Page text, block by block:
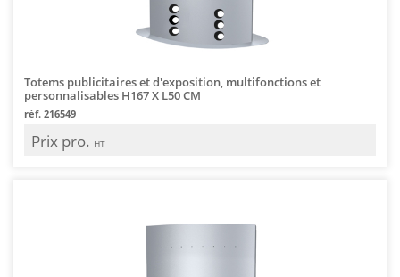
Totems publicitaires et d'exposition, multifonctions et
personnalisables H167 X L50 CM
réf. 216549
Prix pro. HT